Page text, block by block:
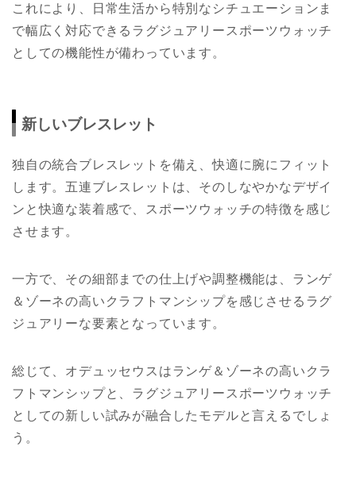
これにより、日常生活から特別なシチュエーションま
で幅広く対応できるラグジュアリースポーツウォッチ
としての機能性が備わっています。
新しいブレスレット
独自の統合ブレスレットを備え、快適に腕にフィット
します。五連ブレスレットは、そのしなやかなデザイ
ンと快適な装着感で、スポーツウォッチの特徴を感じ
させます。
一方で、その細部までの仕上げや調整機能は、ランゲ
＆ゾーネの高いクラフトマンシップを感じさせるラグ
ジュアリーな要素となっています。
総じて、オデュッセウスはランゲ＆ゾーネの高いクラ
フトマンシップと、ラグジュアリースポーツウォッチ
としての新しい試みが融合したモデルと言えるでしょ
う。